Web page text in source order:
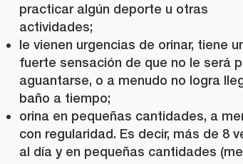
practicar algún deporte u otras
actividades;
le vienen urgencias de orinar, tiene
fuerte sensación de que no le será
aguantarse, o a menudo no logra
baño a tiempo;
orina en pequeñas cantidades, a
con regularidad. Es decir, más de 8
al día y en pequeñas cantidades